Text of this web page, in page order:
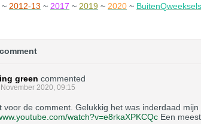
~ 2012-13 ~ 2017 ~ 2019 ~ 2020 ~ BuitenQweeksels
green commented
November 2020, 09:15
voor de comment. Gelukkig het was inderdaad
watch?v=e8rkaXPKCQc Een